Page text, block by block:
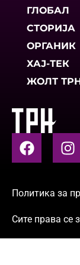
ГЛОБАЛ
СТОРИЈА
ОРГАНИК
ХАЈ-ТЕК
ЖОЛТ
Политика за
Сите права се